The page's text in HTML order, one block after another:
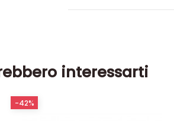
interessarti
-42%